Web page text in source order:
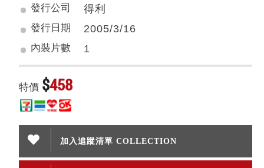
發行公司
得利
發行日期 2005/3/16
內裝片數 1
特價 $458
加入追蹤清單 COLLECTION